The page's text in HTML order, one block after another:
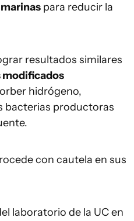
para reducir la
resultados similares
hidrógeno,
bacterias productoras
con cautela en sus
laboratorio de la UC en